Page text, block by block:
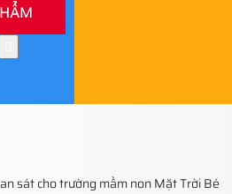
sát cho trường mầm non Mặt Trời Bé